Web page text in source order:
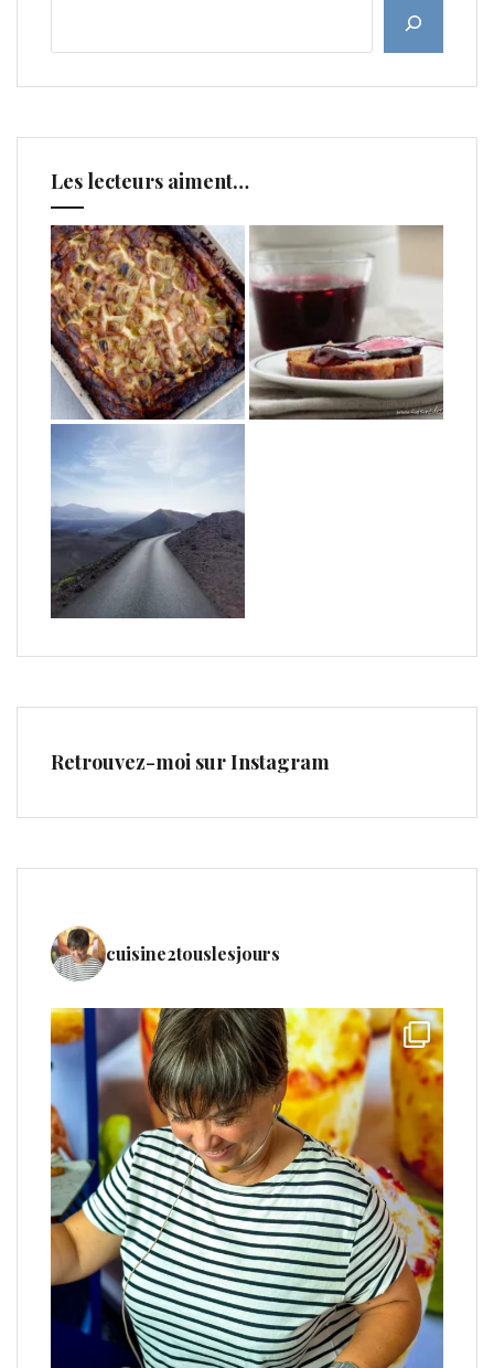
Les lecteurs aiment…
Retrouvez-moi sur Instagram
cuisine2touslesjours